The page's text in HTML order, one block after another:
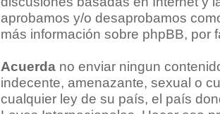
aprobamos y/o desaprobamos
más información sobre phpBB, por
Acuerdano enviar ningun
indecente, amenazante, sexual o
cualquier ley de su país, el país